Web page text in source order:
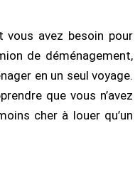
vous avez besoin pour
de déménagement,
en un seul voyage.
que vous n’avez
cher à louer qu’un